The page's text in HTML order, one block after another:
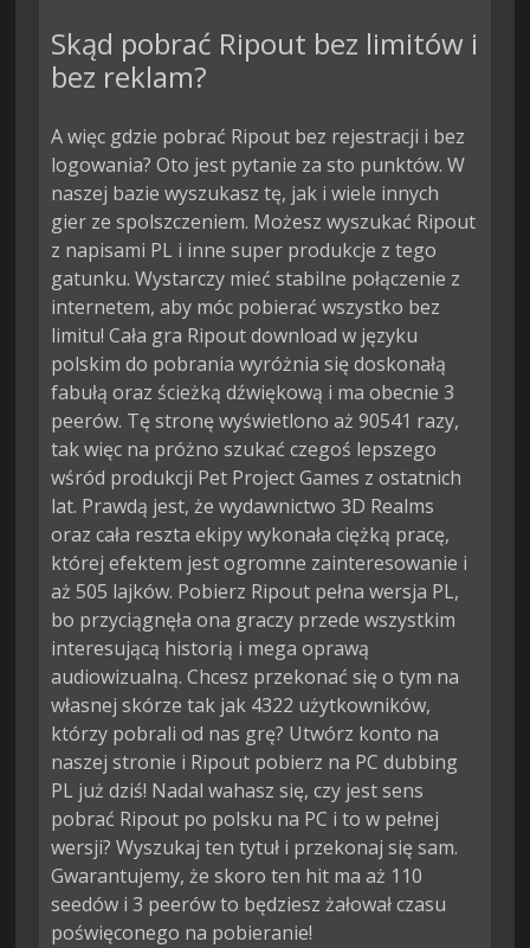
Skąd pobrać Ripout bez limitów i
bez reklam?
A więc gdzie pobrać Ripout bez rejestracji i bez
logowania? Oto jest pytanie za sto punktów. W
naszej bazie wyszukasz tę, jak i wiele innych
gier ze spolszczeniem. Możesz wyszukać Ripout
z napisami PL i inne super produkcje z tego
gatunku. Wystarczy mieć stabilne połączenie z
internetem, aby móc pobierać wszystko bez
limitu! Cała gra Ripout download w języku
polskim do pobrania wyróżnia się doskonałą
fabułą oraz ścieżką dźwiękową i ma obecnie 3
peerów. Tę stronę wyświetlono aż 90541 razy,
tak więc na próżno szukać czegoś lepszego
wśród produkcji Pet Project Games z ostatnich
lat. Prawdą jest, że wydawnictwo 3D Realms
oraz cała reszta ekipy wykonała ciężką pracę,
której efektem jest ogromne zainteresowanie i
aż 505 lajków. Pobierz Ripout pełna wersja PL,
bo przyciągnęła ona graczy przede wszystkim
interesującą historią i mega oprawą
audiowizualną. Chcesz przekonać się o tym na
własnej skórze tak jak 4322 użytkowników,
którzy pobrali od nas grę? Utwórz konto na
naszej stronie i Ripout pobierz na PC dubbing
PL już dziś! Nadal wahasz się, czy jest sens
pobrać Ripout po polsku na PC i to w pełnej
wersji? Wyszukaj ten tytuł i przekonaj się sam.
Gwarantujemy, że skoro ten hit ma aż 110
seedów i 3 peerów to będziesz żałował czasu
poświęconego na pobieranie!